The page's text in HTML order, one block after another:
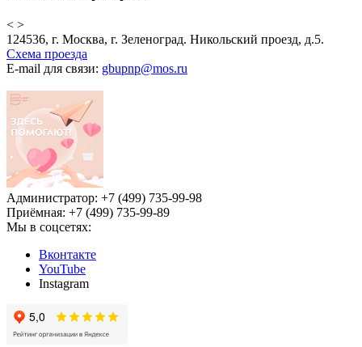
< >
124536, г. Москва, г. Зеленоград. Никольский проезд, д.5.
Схема проезда
E-mail для связи: gbupnp@mos.ru
Администратор: +7 (499) 735-99-98
Приёмная: +7 (499) 735-99-89
Мы в соцсетях:
Вконтакте
YouTube
Instagram